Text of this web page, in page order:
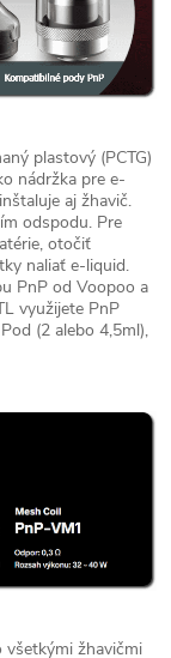
plastový (PCTG)
nádržka pre e-
aj žhavič.
odspodu. Pre
otočiť
naliať e-liquid.
PnP od Voopoo a
využijete PnP
(2 alebo 4,5ml),
všetkými žhavičmi